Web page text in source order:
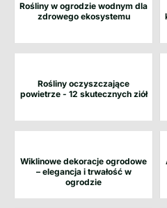
Rośliny w ogrodzie wodnym dla
zdrowego ekosystemu
Rośliny oczyszczające
powietrze - 12 skutecznych ziół
Wiklinowe dekoracje ogrodowe
– elegancja i trwałość w
ogrodzie